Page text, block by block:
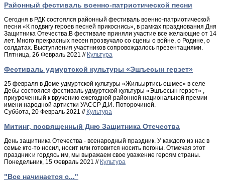
Районный фестиваль военно-патриотической песни
Сегодня в РДК состоялся районный фестиваль военно-патриотической
песни «К подвигу героев песней прикоснись», в рамках празднования Дня
Защитника Отечества.В фестивале приняли участие все желающие от 14
лет. Много прекрасных песен прозвучало со сцены о войне, о Родине, о
солдатах. Выступления участников сопровождалось презентациями.
Пятница, 26 Февраль 2021 // Культура
Фестиваль удмуртской культуры «Эшъесын герзет»
25 февраля в Доме удмуртской культуры «Жильыртись ошмес» в селе
Дебы состоялся фестиваль удмуртской культуры «Эшъесын герзет» ,
приуроченный к вручению ежегодной районной национальной премии
имени народной артистки УАССР Д.И. Поторочиной.
Суббота, 20 Февраль 2021 // Культура
Митинг, посвященный Дню Защитника Отечества
День защитника Отечества - всенародный праздник. У каждого из нас в
семье кто-то носил, носит или готовится носить погоны. Отмечая этот
праздник и гордясь им, мы выражаем свое уважение героям страны.
Понедельник, 15 Февраль 2021 // Культура
"Все начинается с..."